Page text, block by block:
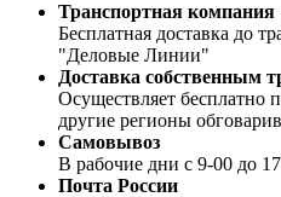
Транспортная компания
Бесплатная доставка до
"Деловые Линии"
Доставка собственным
Осуществляет бесплатно
другие регионы
Самовывоз
В рабочие дни с 9-00 до
Почта России